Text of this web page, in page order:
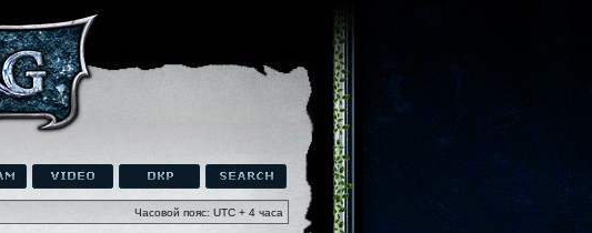
Часовой пояс: UTC + 4 часа